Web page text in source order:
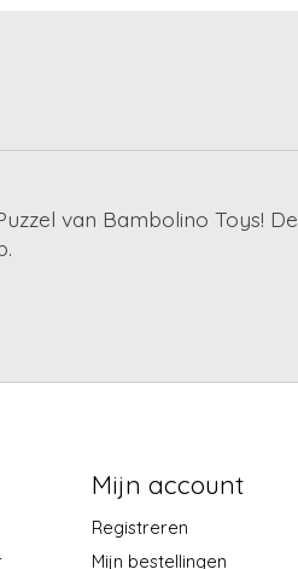
van Bambolino Toys!
Mijn account
Registreren
Mijn bestellingen